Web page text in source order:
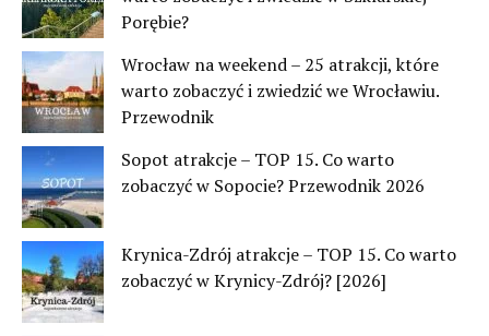
Porębie?
Wrocław na weekend – 25 atrakcji, które
warto zobaczyć i zwiedzić we Wrocławiu.
Przewodnik
Sopot atrakcje – TOP 15. Co warto
zobaczyć w Sopocie? Przewodnik 2026
Krynica-Zdrój atrakcje – TOP 15. Co warto
zobaczyć w Krynicy-Zdrój? [2026]